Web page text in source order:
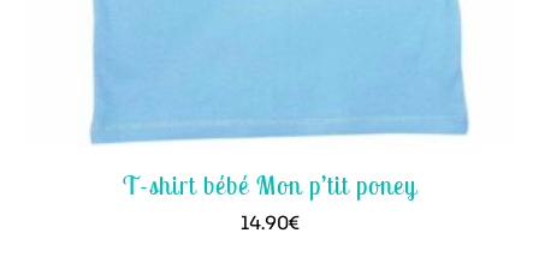
T-shirt bébé Mon p’tit poney
14.90€